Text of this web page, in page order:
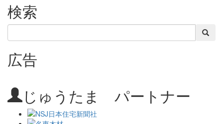
検索
検索
広告
じゅうたま パートナー